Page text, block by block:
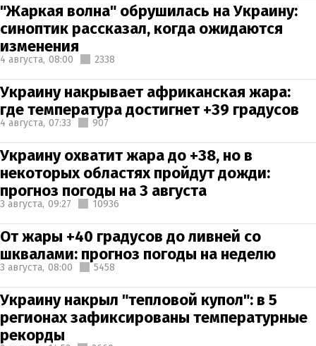
"Жаркая волна" обрушилась на Украину:
синоптик рассказал, когда ожидаются
изменения
4 августа, 08:00 2338
Украину накрывает африканская жара:
где температура достигнет +39 градусов
4 августа, 07:33 907
Украину охватит жара до +38, но в
некоторых областях пройдут дожди:
прогноз погоды на 3 августа
3 августа, 09:27 10936
От жары +40 градусов до ливней со
шквалами: прогноз погоды на неделю
3 августа, 08:00 5458
Украину накрыл "тепловой купол": в 5
регионах зафиксированы температурные
рекорды